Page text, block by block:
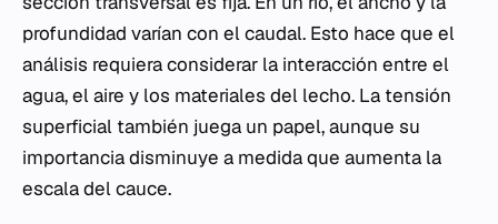
profundidad varían con el caudal. Esto hace que el
análisis requiera considerar la interacción entre el
agua, el aire y los materiales del lecho. La tensión
superficial también juega un papel, aunque su
importancia disminuye a medida que aumenta la
escala del cauce.